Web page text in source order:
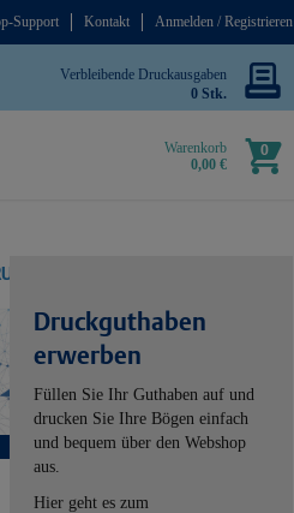
Support Kontakt Anmelden / Registrieren
Verbleibende Druckausgaben
0 Stk.
Warenkorb
0,00 €
0
Druckguthaben
erwerben
Füllen Sie Ihr Guthaben auf und
drucken Sie Ihre Bögen einfach
und bequem über den Webshop
aus.
Hier geht es zum